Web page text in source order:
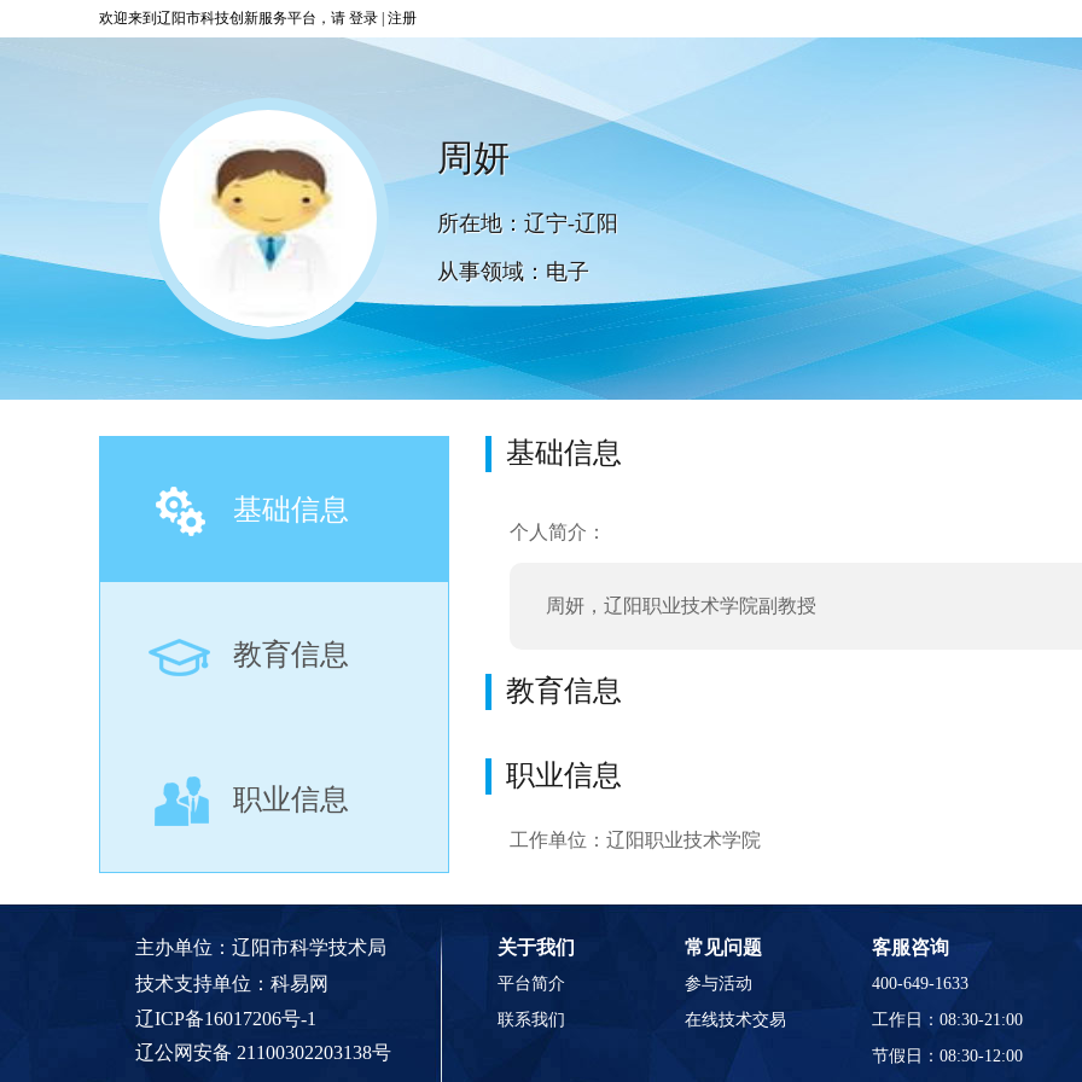
欢迎来到辽阳市科技创新服务平台，请 登录 注册
周妍
所在地：辽宁-辽阳
从事领域：电子
基础信息
教育信息
职业信息
基础信息
个人简介：
周妍，辽阳职业技术学院副教授
教育信息
职业信息
工作单位：辽阳职业技术学院
主办单位：辽阳市科学技术局
技术支持单位： 科易网
辽ICP备16017206号-1
辽公网安备 21100302203138号
关于我们
平台简介
联系我们
常见问题
参与活动
在线技术交易
客服咨询
400-649-1633
工作日：08:30-21:00
节假日：08:30-12:00